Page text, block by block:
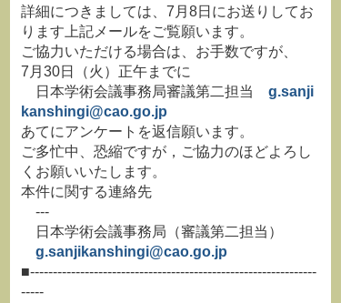
詳細につきましては、7月8日にお送りしてお
ります上記メールをご覧願います。
ご協力いただける場合は、お手数ですが、
7月30日（火）正午までに
日本学術会議事務局審議第二担当 g.sanji
kanshingi@cao.go.jp
あてにアンケートを返信願います。
ご多忙中、恐縮ですが，ご協力のほどよろし
くお願いいたします。
本件に関する連絡先
---
日本学術会議事務局（審議第二担当）
g.sanjikanshingi@cao.go.jp
■---------------------------------------------------------------
-----